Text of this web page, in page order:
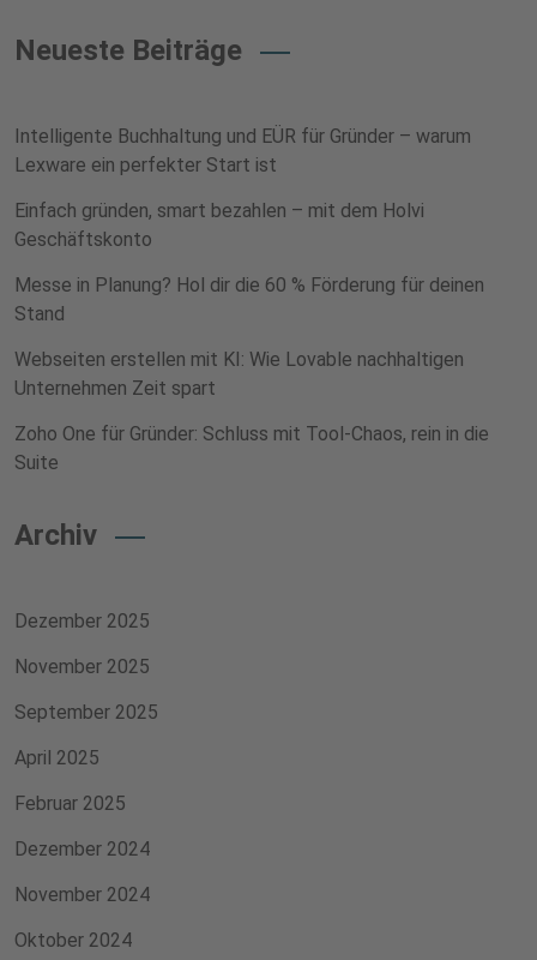
Neueste Beiträge
Intelligente Buchhaltung und EÜR für Gründer – warum
Lexware ein perfekter Start ist
Einfach gründen, smart bezahlen – mit dem Holvi
Geschäftskonto
Messe in Planung? Hol dir die 60 % Förderung für deinen
Stand
Webseiten erstellen mit KI: Wie Lovable nachhaltigen
Unternehmen Zeit spart
Zoho One für Gründer: Schluss mit Tool-Chaos, rein in die
Suite
Archiv
Dezember 2025
November 2025
September 2025
April 2025
Februar 2025
Dezember 2024
November 2024
Oktober 2024